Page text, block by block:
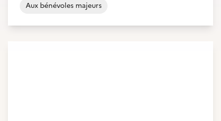
Aux bénévoles majeurs